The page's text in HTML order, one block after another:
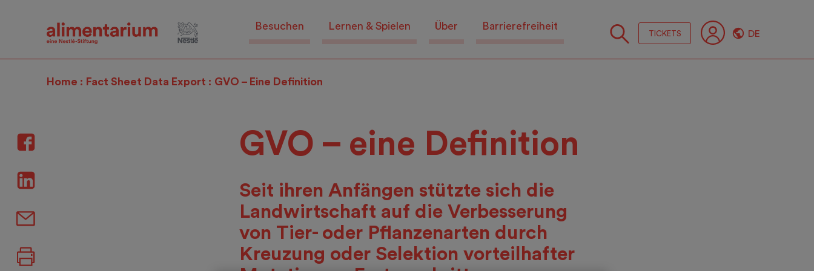
Besuchen Lernen & Spielen Über Barrierefreiheit
TICKETS DE
Home Fact Sheet Data Export GVO – Eine Definition
GVO – eine Definition
Seit ihren Anfängen stützte sich die
Landwirtschaft auf die Verbesserung
von Tier- oder Pflanzenarten durch
Kreuzung oder Selektion vorteilhafter